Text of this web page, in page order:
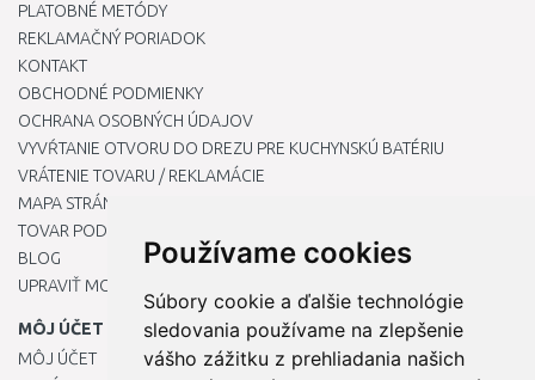
Používame cookies
Súbory cookie a ďalšie technológie
sledovania používame na zlepšenie
vášho zážitku z prehliadania našich
PLATOBNÉ METÓDY
REKLAMAČNÝ PORIADOK
KONTAKT
OBCHODNÉ PODMIENKY
OCHRANA OSOBNÝCH ÚDAJOV
VYVŔTANIE OTVORU DO DREZU PRE KUCHYNSKÚ BATÉRIU
VRÁTENIE TOVARU / REKLAMÁCIE
MAPA STRÁNOK
TOVAR PODĽA ZNAČIEK
BLOG
UPRAVIŤ MOJE PREDVOĽBY COOKIES
MÔJ ÚČET
MÔJ ÚČET